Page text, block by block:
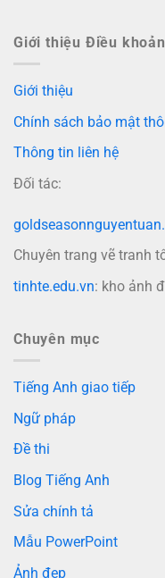
Giới thiệu Điều khoản
Giới thiệu
Chính sách bảo mật
Thông tin liên hệ
Đối tác:
Chuyên trang vẽ tranh
tinhte.edu.vn: kho ảnh
Chuyên mục
Tiếng Anh giao tiếp
Ngữ pháp
Đề thi
Blog Tiếng Anh
Sửa chính tả
Mẫu PowerPoint
Ảnh đẹp